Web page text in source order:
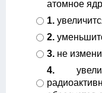
атомное
1.
2.
3. не
4.